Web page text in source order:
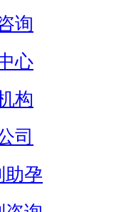
询
心
构
司
助孕